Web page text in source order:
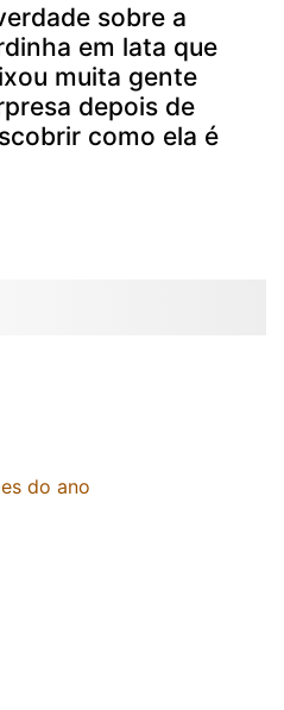
sobre a
em lata que
muita gente
depois de
como ela é
do ano